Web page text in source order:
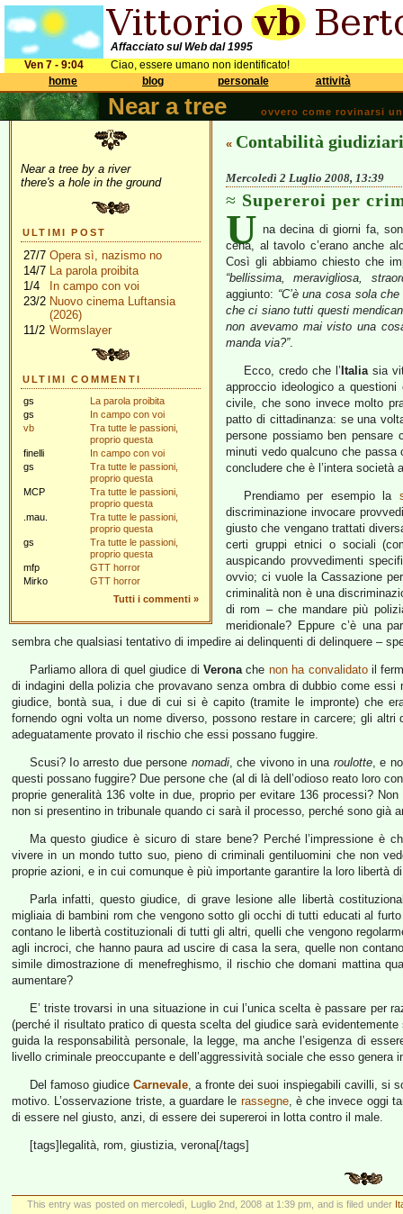
Affacciato sul Web dal 1995
Ven 7 - 9:04
Ciao, essere umano non identificato!
home
blog personale attività
Near a tree ovvero come rovinarsi
Near a tree by a river
there's a hole in the ground
ULTIMI POST
27/7 Opera sì, nazismo no
14/7 La parola proibita
1/4
In campo con voi
23/2 Nuovo cinema Luftansia
(2026)
11/2 Wormslayer
ULTIMI COMMENTI
gs
La parola proibita
gs
In campo con voi
vb
Tra tutte le passioni,
proprio questa
finelli
In campo con voi
gs
Tra tutte le passioni,
proprio questa
MCP
Tra tutte le passioni,
proprio questa
.mau.
Tra tutte le passioni,
proprio questa
gs
Tra tutte le passioni,
proprio questa
mfp
GTT horror
Mirko
GTT horror
Tutti i commenti »
« Contabilità
Mercoledì 2 Luglio 2008, 13:39
Supereroi per
U na decina di giorni fa,
cena, al tavolo c’erano anche
Così gli abbiamo chiesto che
“bellissima, meravigliosa,
aggiunto: “C’è una cosa sola
che ci siano tutti questi
non avevamo mai visto una
manda via?”.
Ecco, credo che l’ Italiasia
approccio ideologico a
civile, che sono invece molto
patto di cittadinanza: se una
persone possiamo ben
minuti vedo qualcuno che
concludere che è l’intera società
Prendiamo per esempio la
discriminazione invocare
giusto che vengano trattati
certi gruppi etnici o sociali
auspicando provvedimenti
ovvio; ci vuole la Cassazione
criminalità non è una
di rom – che mandare più
meridionale? Eppure c’è una
sembra che qualsiasi tentativo di impedire ai delinquenti di delinquere –
Parliamo allora di quel giudice di Veronache non ha convalidatoil
di indagini della polizia che provavano senza ombra di dubbio come
giudice, bontà sua, i due di cui si è capito (tramite le impronte) che
fornendo ogni volta un nome diverso, possono restare in carcere; gli
adeguatamente provato il rischio che essi possano fuggire.
Scusi? Io arresto due persone nomadi, che vivono in una roulotte, e
questi possano fuggire? Due persone che (al di là dell’odioso reato loro
proprie generalità 136 volte in due, proprio per evitare 136 processi?
non si presentino in tribunale quando ci sarà il processo, perché sono già
Ma questo giudice è sicuro di stare bene? Perché l’impressione è
vivere in un mondo tutto suo, pieno di criminali gentiluomini che non
proprie azioni, e in cui comunque è più importante garantire la loro libertà
Parla infatti, questo giudice, di grave lesione alle libertà
migliaia di bambini rom che vengono sotto gli occhi di tutti educati al
contano le libertà costituzionali di tutti gli altri, quelli che vengono
agli incroci, che hanno paura ad uscire di casa la sera, quelle non
simile dimostrazione di menefreghismo, il rischio che domani mattina
aumentare?
E’ triste trovarsi in una situazione in cui l’unica scelta è passare per
(perché il risultato pratico di questa scelta del giudice sarà
guida la responsabilità personale, la legge, ma anche l’esigenza di
livello criminale preoccupante e dell’aggressività sociale che esso
Del famoso giudice Carnevale, a fronte dei suoi inspiegabili cavilli, si
motivo. L’osservazione triste, a guardare le rassegne, è che invece oggi
di essere nel giusto, anzi, di essere dei supereroi in lotta contro il male.
[tags]legalità, rom, giustizia, verona[/tags]
This entry was posted on mercoledì, Luglio 2nd, 2008 at 1:39 pm, and is filed under